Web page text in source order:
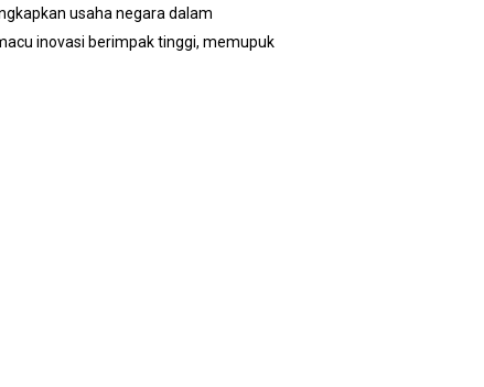
usaha negara dalam
inovasi berimpak tinggi, memupuk